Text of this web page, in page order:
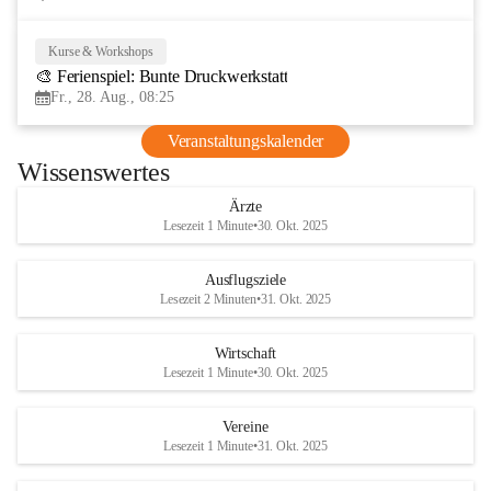
Kurse & Workshops
🎨 Ferienspiel: Bunte Druckwerkstatt
Fr., 28. Aug., 08:25
Veranstaltungskalender
Wissenswertes
Ärzte
Lesezeit 1 Minute•30. Okt. 2025
Ausflugsziele
Lesezeit 2 Minuten•31. Okt. 2025
Wirtschaft
Lesezeit 1 Minute•30. Okt. 2025
Vereine
Lesezeit 1 Minute•31. Okt. 2025